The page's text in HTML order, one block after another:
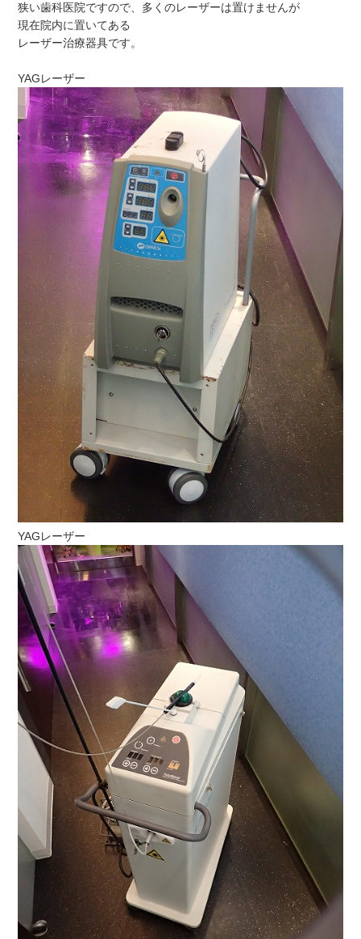
狭い歯科医院ですので、多くのレーザーは置けませんが
現在院内に置いてある
レーザー治療器具です。
YAGレーザー
YAGレーザー